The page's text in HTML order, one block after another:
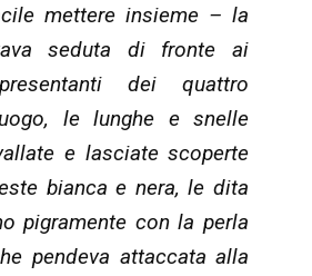
mettere insieme – la
seduta di fronte ai
dei quattro
le lunghe e snelle
e lasciate scoperte
bianca e nera, le dita
pigramente con la perla
pendeva attaccata alla